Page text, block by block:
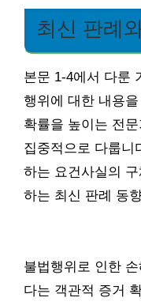
최신 판례
본문 1-4에서 다룬
행위에 대한 내용
확률을 높이는 전
집중적으로 다룹니
하는 요건사실의
하는 최신 판례 동
불법행위로 인한
다는 객관적 증거